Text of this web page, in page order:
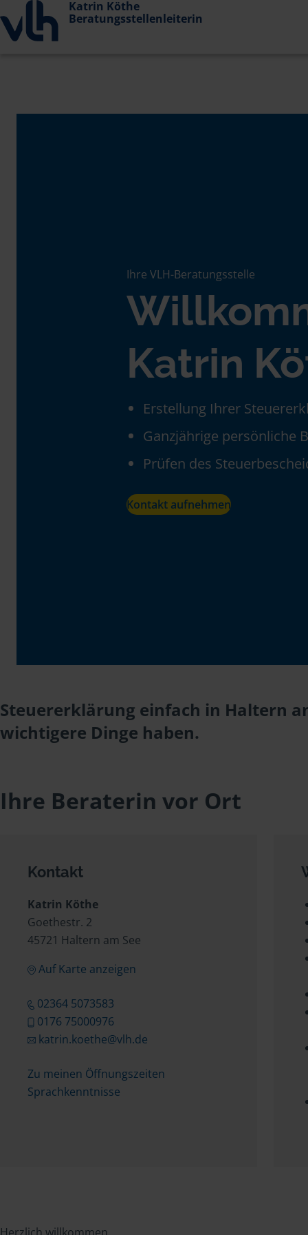
Katrin Köthe
Beratungsstellenleiterin
Ihre VLH-Beratungsstelle
Katrin
Erstellung Ihrer
Ganzjährige persönliche
Prüfen des
Kontakt aufnehmen
Steuererklärung einfach in Haltern
wichtigere Dinge haben.
Ihre Beraterin vor Ort
Kontakt
Katrin Köthe
Goethestr. 2
45721 Haltern am See
Auf Karte anzeigen
02364 5073583
0176 75000976
katrin.koethe@vlh.de
Zu meinen Öffnungszeiten
Sprachkenntnisse